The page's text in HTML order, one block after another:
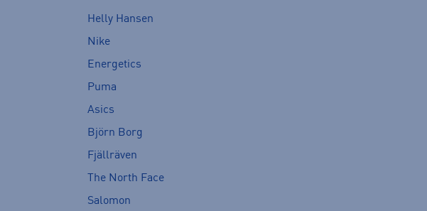
Helly Hansen
Nike
Energetics
Puma
Asics
Björn Borg
Fjällräven
The North Face
Salomon